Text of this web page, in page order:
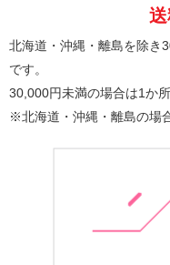
北海道・沖縄・離島を除き
です。
30,000円未満の場合は1か
※北海道・沖縄・離島の場